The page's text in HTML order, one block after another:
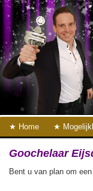
Home
Goochelaar
Bent u van plan om